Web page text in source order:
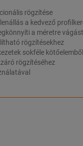
rögzítése
a kedvező
a méretre
rögzítésekhez
sokféle
rögzítéséhez